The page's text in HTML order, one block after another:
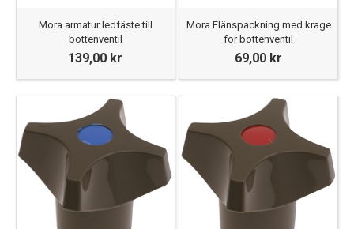
Mora armatur ledfäste till
bottenventil
139,00 kr
Mora Flänspackning med krage
för bottenventil
69,00 kr